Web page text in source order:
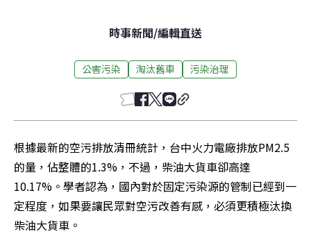
時事新聞/編輯直送
公害污染 淘汰舊車 污染治理
根據最新的空污排放清冊統計，台中火力電廠排放PM2.5
的量，佔整體的1.3%，不過，柴油大貨車卻高達
10.17%。學者認為，國內對於固定污染源的管制已經到一
定程度，如果要讓民眾對空污改善有感，必須更積極汰換
柴油大貨車。